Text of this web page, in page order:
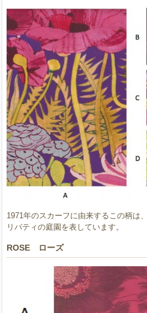
1971年のスカーフに由来するこの柄は
リバティの庭園を表しています。
ROSE ローズ